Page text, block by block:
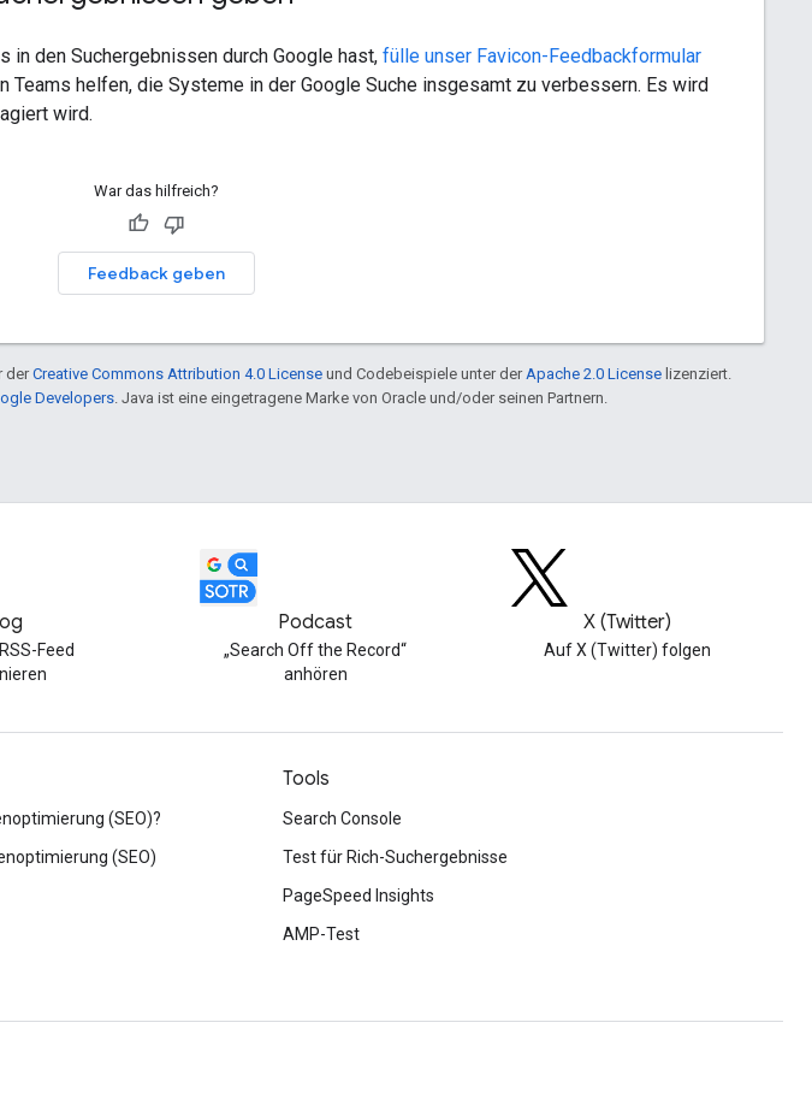
in den Suchergebnissen durch Google hast, fülle unser Favicon-Feedbackformular
Teams helfen, die Systeme in der Google Suche insgesamt zu verbessern. Es wird
wird.
War das hilfreich?
Feedback geben
derCreative Commons Attribution 4.0 License und Codebeispiele unter derApache 2.0 License lizenziert.
Developers. Java ist eine eingetragene Marke von Oracle und/oder seinen Partnern.
Feed
Podcast
„Search Off the Record“
anhören
X (Twitter)
Auf X (Twitter) folgen
(SEO)?
(SEO)
Tools
Search Console
Test für Rich-Suchergebnisse
PageSpeed Insights
AMP-Test